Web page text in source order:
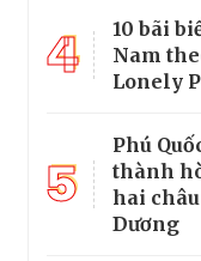
4
10 bãi
Nam
Lonely
5
Phú
thành
hai
Dương